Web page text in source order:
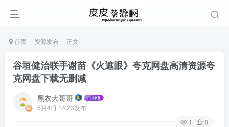
首页 资源发布 正文
谷垣健治联手谢苗《火遮眼》夸克网盘高清资源夸
克网盘下载无删减
黑衣大哥哥
6月4日 14:23发布
1 0